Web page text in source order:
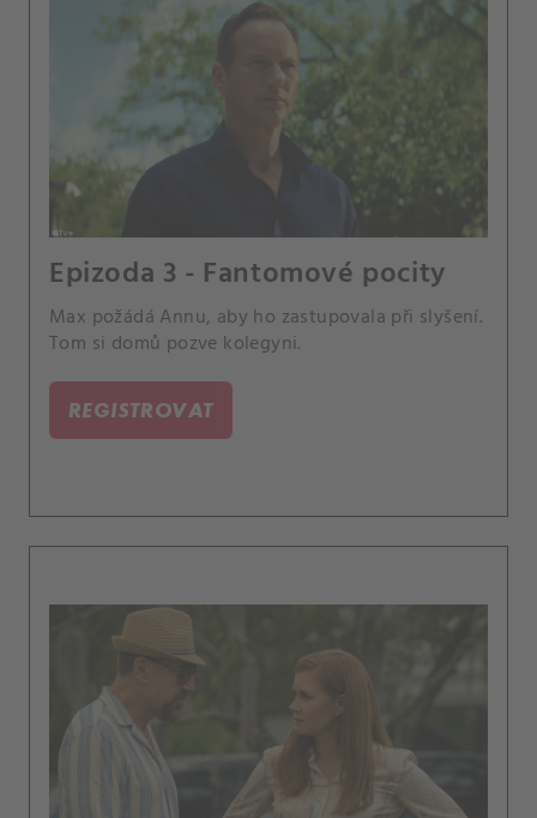
Epizoda 3 - Fantomové pocity
Max požádá Annu, aby ho zastupovala při slyšení.
Tom si domů pozve kolegyni.
REGISTROVAT